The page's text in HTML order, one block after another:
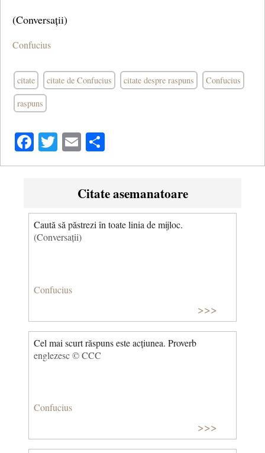
(Conversații)
Confucius
citate citate de Confucius citate despre raspuns Confucius
raspuns
Facebook
Twitter
Email
Citate asemanatoare
Caută să păstrezi în toate linia de mijloc.
(Conversații)
Confucius
>>>
Cel mai scurt răspuns este acțiunea. Proverb
englezesc © CCC
Confucius
>>>